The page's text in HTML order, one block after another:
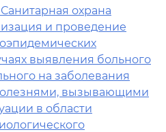
охрана
и проведение
выявления больного
на заболевания
вызывающими
в области